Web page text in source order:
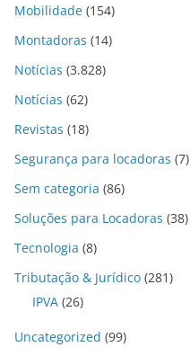
Mobilidade (154)
Montadoras (14)
Notícias (3.828)
Notícias (62)
Revistas (18)
Segurança para locadoras (7)
Sem categoria (86)
Soluções para Locadoras (38)
Tecnologia (8)
Tributação & Jurídico (281)
IPVA (26)
Uncategorized (99)